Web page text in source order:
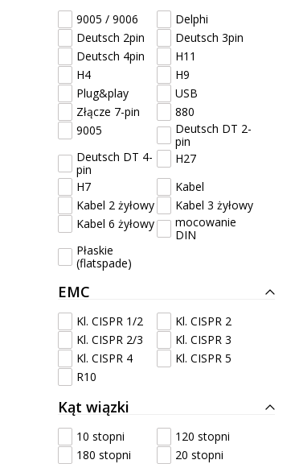
9005 / 9006
Delphi
Deutsch 2pin
Deutsch 3pin
Deutsch 4pin
H11
H4
H9
Plug&play
USB
Złącze 7-pin
880
9005
Deutsch DT 2-
pin
Deutsch DT 4-
pin
H27
H7
Kabel
Kabel 2 żyłowy
Kabel 3 żyłowy
Kabel 6 żyłowy
mocowanie
DIN
Płaskie
(flatspade)
EMC
Kl. CISPR 1/2
Kl. CISPR 2
Kl. CISPR 2/3
Kl. CISPR 3
Kl. CISPR 4
Kl. CISPR 5
R10
Kąt wiązki
10 stopni
120 stopni
180 stopni
20 stopni